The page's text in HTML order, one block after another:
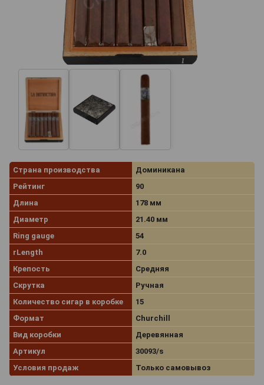
Страна производства
Доминикана
Рейтинг
90
Длина
178 мм
Диаметр
21.40 мм
Ring gauge
54
rLength
7.0
Крепость
Средняя
Скрутка
Ручная
Количество сигар в коробке
15
Формат
Churchill
Вид коробки
Деревянная
Артикул
30093/s
Условия продаж
Только самовывоз